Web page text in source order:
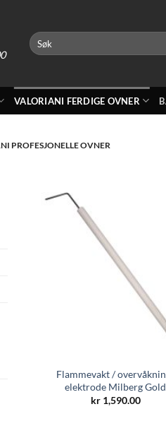
Søk
etter:
VALORIANI FERDIGE OVNER
PROFESJONELLE OVNER
Flammevakt /
elektrode Milberg Gold
kr1,590.00